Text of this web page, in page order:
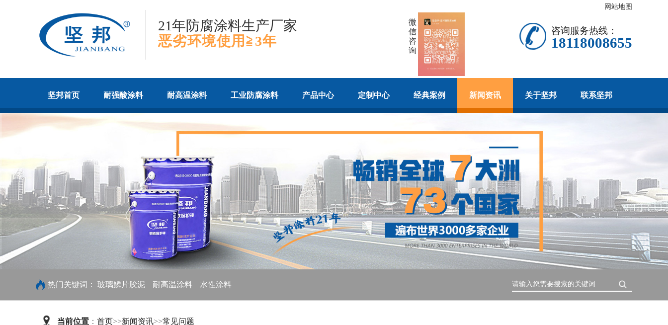
21年防腐涂料生产厂家
恶劣环境使用≧3年
微
信
咨
询
咨询服务热线：
18118008655
网站地图
坚邦首页 耐强酸涂料 耐高温涂料 工业防腐涂料 产品中心 定制中心 经典案例 新闻资讯 关于坚邦 联系坚邦
搜索
热门关键词： 玻璃鳞片胶泥 耐高温涂料 水性涂料
当前位置 ： 首页>>新闻资讯>>常见问题